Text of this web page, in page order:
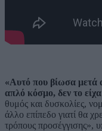
«Αυτό που βίωσα μετά
απλό κόσμο, δεν το
θυμός και δυσκολίες,
άλλο επίπεδο γιατί θα
τρόπους προσέγγισης»,